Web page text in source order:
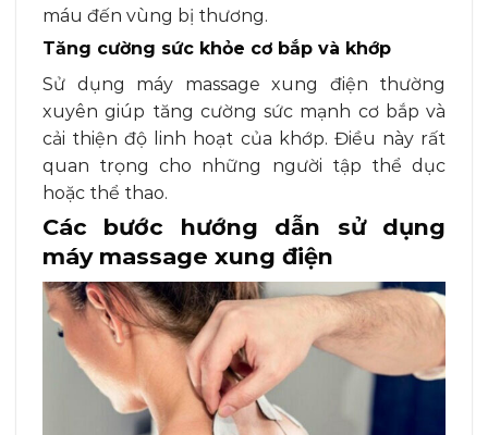
máu đến vùng bị thương.
Tăng cường sức khỏe cơ bắp và khớp
Sử dụng máy massage xung điện thường
xuyên giúp tăng cường sức mạnh cơ bắp và
cải thiện độ linh hoạt của khớp. Điều này rất
quan trọng cho những người tập thể dục
hoặc thể thao.
Các bước hướng dẫn sử dụng
máy massage xung điện